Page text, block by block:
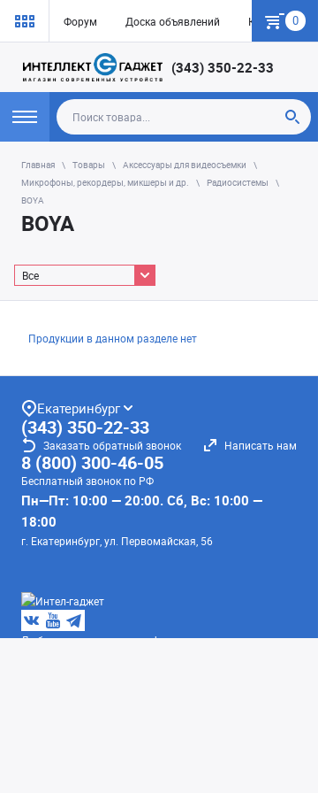
Форум Доска объявлений Как купить
0
(343) 350-22-33
Главная Товары
Аксессуары для видеосъемки
Микрофоны, рекордеры, микшеры и др.
Радиосистемы
BOYA
BOYA
Все
Продукции в данном разделе нет
Екатеринбург
(343) 350-22-33
Заказать обратный звонок Написать нам
8 (800) 300-46-05
Бесплатный звонок по РФ
Пн—Пт: 10:00 — 20:00. Сб, Вс: 10:00 —
18:00
г. Екатеринбург, ул. Первомайская, 56
Любое несоответствие информации о продукте на